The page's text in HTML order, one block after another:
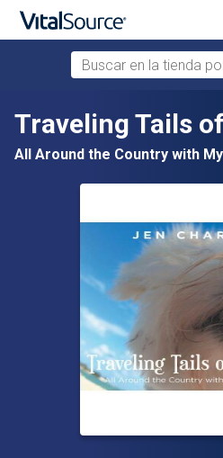
Saltar al contenido principal
Buscar en la tienda por
Traveling Tails
All Around the Country with